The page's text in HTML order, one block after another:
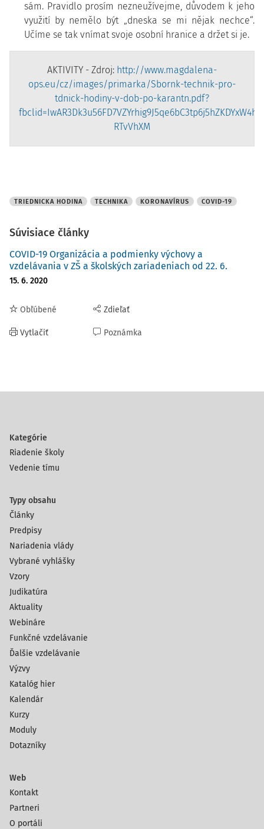
sám. Pravidlo prosím nezneužívejme, důvodem k jeho
využití by nemělo být „dneska se mi nějak nechce“.
Učíme se tak vnímat svoje osobní hranice a držet si je.
AKTIVITY - Zdroj: http://www.magdalena-
ops.eu/cz/images/primarka/Sbornk-technik-pro-
tdnick-hodiny-v-dob-po-karantn.pdf?
RTvVhXM
TRIEDNICKA HODINA TECHNIKA KORONAVÍRUS COVID-19
Súvisiace články
COVID-19 Organizácia a podmienky výchovy a
vzdelávania v ZŠ a školských zariadeniach od 22. 6.
15. 6. 2020
Obľúbené
Vytlačiť
Zdieľať
Poznámka
Kategórie
Riadenie školy
Vedenie tímu
Typy obsahu
Články
Predpisy
Nariadenia vlády
Vybrané vyhlášky
Vzory
Judikatúra
Aktuality
Webináre
Funkčné vzdelávanie
Ďalšie vzdelávanie
Výzvy
Katalóg hier
Kalendár
Kurzy
Moduly
Dotazníky
Web
Kontakt
Partneri
O portáli